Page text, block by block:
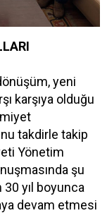
yeni
karşıya olduğu
takdirle takip
Yönetim
şu
yıl boyunca
devam etmesi